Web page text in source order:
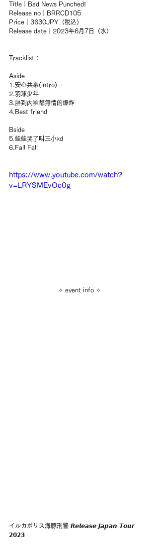
Title｜Bad News Punched!
Release no｜BRRCD105
Price｜3630JPY（税込）
Release date｜2023年6月7日（水）
Tracklist：
Aside
1.安心共乘(intro)
2.羽球少年
3.胖到內褲都無情的爆炸
4.Best friend
Bside
5.蛙蛙哭了叫三小xd
6.Fall Fall
https://www.youtube.com/watch?
v=LRYSMEvOc0g
✧ event info ✧
イルカポリス海豚刑警 𝙍𝙚𝙡𝙚𝙖𝙨𝙚 𝙅𝙖𝙥𝙖𝙣 𝙏𝙤𝙪𝙧
𝟮𝟬𝟮𝟯